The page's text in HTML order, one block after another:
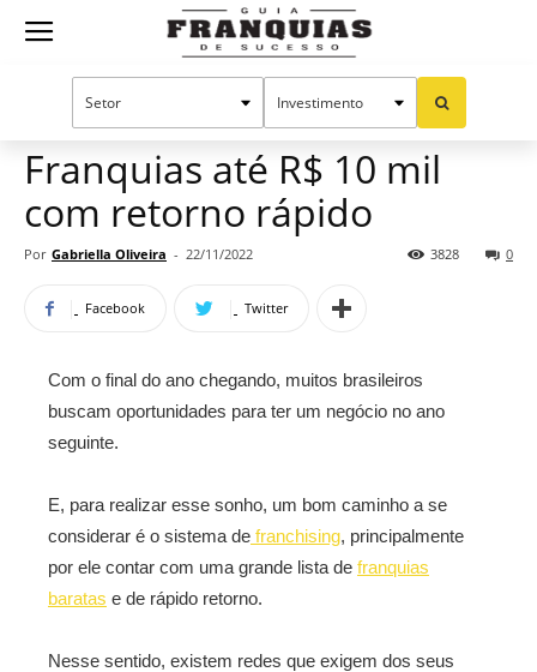
Guia
Oportunidades e tendências
Franquias até R$ 10 mil
com retorno rápido
Por Gabriella Oliveira - 22/11/2022 0
3828
Facebook Twitter
Com o final do ano chegando, muitos brasileiros
buscam oportunidades para ter um negócio no ano
seguinte.
E, para realizar esse sonho, um bom caminho a se
considerar é o sistema de franchising, principalmente
por ele contar com uma grande lista de franquias
baratas e de rápido retorno.
Nesse sentido, existem redes que exigem dos seus